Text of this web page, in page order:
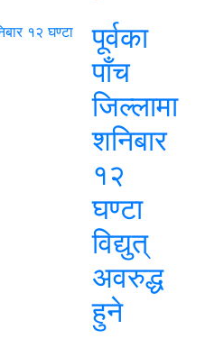
पूर्वका
पाँच
जिल्लामा
शनिबार
१२
घण्टा
विद्युत्
अवरुद्ध
हुने